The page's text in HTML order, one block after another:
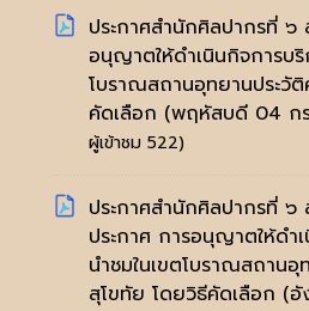
ประกาศสำนักศิลปากรที่ ๖
อนุญาตให้ดำเนินกิจการบริ
โบราณสถานอุทยานประวั
คัดเลือก (พฤหัสบดี 04 ก
ผู้เข้าชม 522)
ประกาศสำนักศิลปากรที่ ๖
ประกาศ การอนุญาตให้ดำ
นำชมในเขตโบราณสถานอุ
สุโขทัย โดยวิธีคัดเลือก (อั